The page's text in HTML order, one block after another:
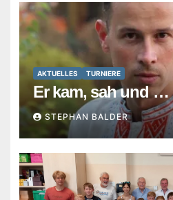
AKTUELLES TURNIERE
Er kam, sah und …
STEPHAN BALDER